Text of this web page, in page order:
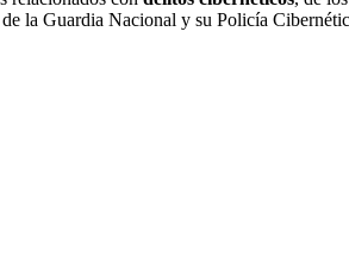
la Guardia Nacional y su Policía